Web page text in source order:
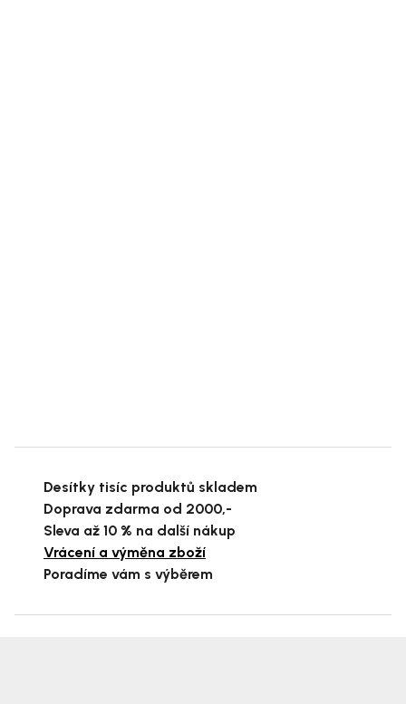
Desítky tisíc produktů skladem
Doprava zdarma od 2000,-
Sleva až 10 % na další nákup
Vrácení a výměna zboží
Poradíme vám s výběrem